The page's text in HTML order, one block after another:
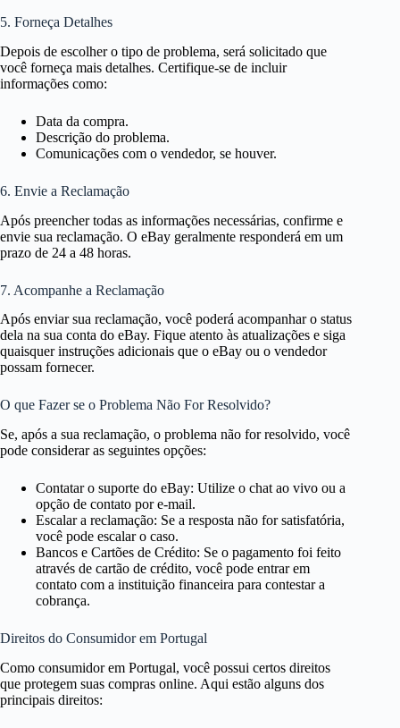
5. Forneça Detalhes
Depois de escolher o tipo de problema, será solicitado que
você forneça mais detalhes. Certifique-se de incluir
informações como:
Data da compra.
Descrição do problema.
Comunicações com o vendedor, se houver.
6. Envie a Reclamação
Após preencher todas as informações necessárias, confirme e
envie sua reclamação. O eBay geralmente responderá em um
prazo de 24 a 48 horas.
7. Acompanhe a Reclamação
Após enviar sua reclamação, você poderá acompanhar o status
dela na sua conta do eBay. Fique atento às atualizações e siga
quaisquer instruções adicionais que o eBay ou o vendedor
possam fornecer.
O que Fazer se o Problema Não For Resolvido?
Se, após a sua reclamação, o problema não for resolvido, você
pode considerar as seguintes opções:
Contatar o suporte do eBay: Utilize o chat ao vivo ou a
opção de contato por e-mail.
Escalar a reclamação: Se a resposta não for satisfatória,
você pode escalar o caso.
Bancos e Cartões de Crédito: Se o pagamento foi feito
através de cartão de crédito, você pode entrar em
contato com a instituição financeira para contestar a
cobrança.
Direitos do Consumidor em Portugal
Como consumidor em Portugal, você possui certos direitos
que protegem suas compras online. Aqui estão alguns dos
principais direitos: